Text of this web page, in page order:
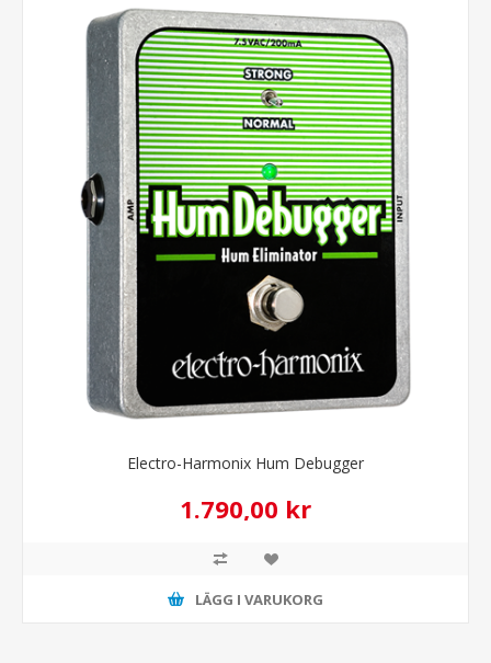
Electro-Harmonix Hum Debugger
1.790,00 kr
LÄGG I VARUKORG